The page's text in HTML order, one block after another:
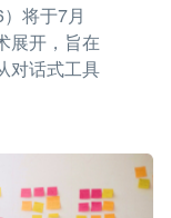
将于7月
展开，旨在
对话式工具